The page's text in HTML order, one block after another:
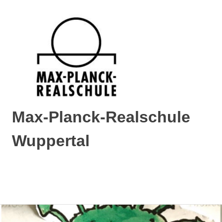
Zum
Max-Planck-Realschule
Wuppertal